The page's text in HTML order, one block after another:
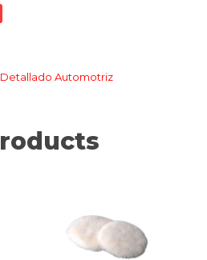
Detallado Automotriz